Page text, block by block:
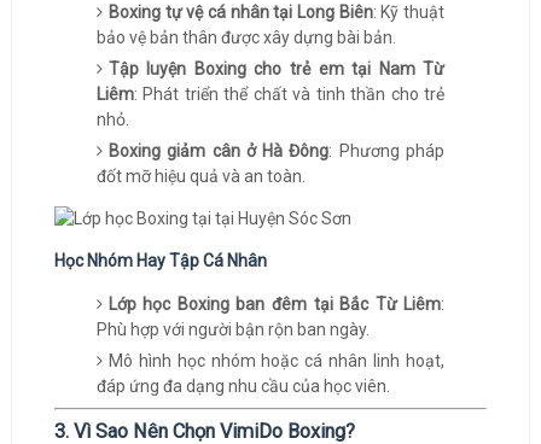
Boxing tự vệ cá nhân tại Long Biên: Kỹ thuật
bảo vệ bản thân được xây dựng bài bản.
Tập luyện Boxing cho trẻ em tại Nam Từ
Liêm: Phát triển thể chất và tinh thần cho trẻ
nhỏ.
Boxing giảm cân ở Hà Đông: Phương pháp
đốt mỡ hiệu quả và an toàn.
Học Nhóm Hay Tập Cá Nhân
Lớp học Boxing ban đêm tại Bắc Từ Liêm:
Phù hợp với người bận rộn ban ngày.
Mô hình học nhóm hoặc cá nhân linh hoạt,
đáp ứng đa dạng nhu cầu của học viên.
3. Vì Sao Nên Chọn VimiDo Boxing?